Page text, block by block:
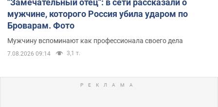
"Замечательный отец": в сети рассказали о
мужчине, которого Россия убила ударом по
Броварам. Фото
Мужчину вспоминают как профессионала своего дела
7.08.2026 09:14 3,1 т.